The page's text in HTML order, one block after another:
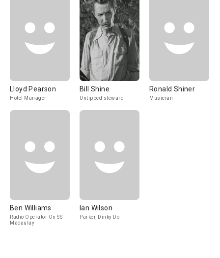
Lloyd Pearson
Hotel Manager
Bill Shine
Untipped steward
Ronald Shiner
Musician
Ben Williams
Radio Operator On SS
Macaulay
Ian Wilson
Parker, Dinky Do